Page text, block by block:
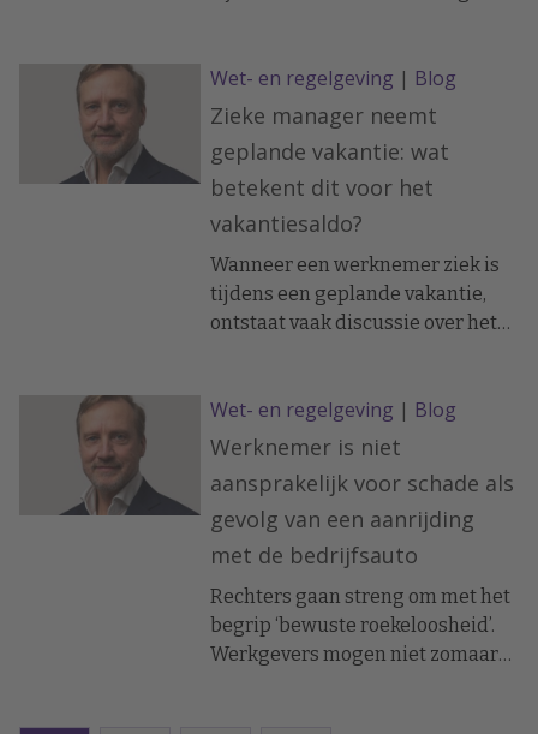
staande voet te ontslaan wegens
ongewenst gedrag. De rechter
stelt echter dat er geen dringende
reden voor ontslag was en kent
een vergoeding toe.
Wet- en regelgeving | Blog
Zieke manager neemt
geplande vakantie: wat
betekent dit voor het
vakantiesaldo?
Wanneer een werknemer ziek is
tijdens een geplande vakantie,
ontstaat vaak discussie over het
vakantie tijdens ziekte wel of niet
mag worden verrekend. Hoe
instemming is daarvoor nodig?
Wet- en regelgeving | Blog
Werknemer is niet
aansprakelijk voor schade als
gevolg van een aanrijding
met de bedrijfsauto
Rechters gaan streng om met het
begrip ‘bewuste roekeloosheid’.
Werkgevers mogen niet zomaar